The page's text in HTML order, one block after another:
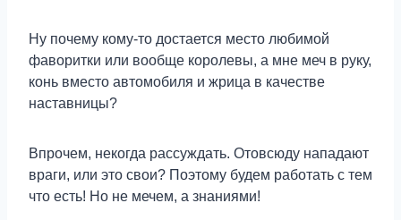
Ну почему кому-то достается место любимой
фаворитки или вообще королевы, а мне меч в руку,
конь вместо автомобиля и жрица в качестве
наставницы?
Впрочем, некогда рассуждать. Отовсюду нападают
враги, или это свои? Поэтому будем работать с тем
что есть! Но не мечем, а знаниями!